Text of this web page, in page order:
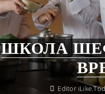
ШКОЛА
Editor